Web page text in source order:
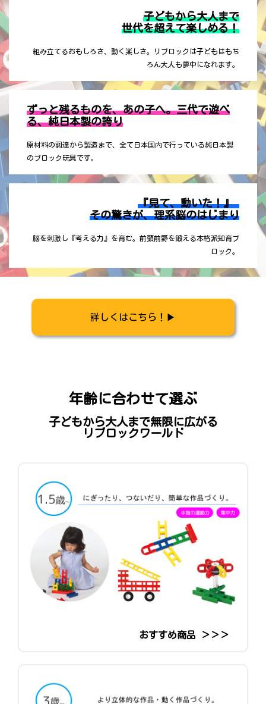
子どもから大人まで
世代を超えて楽しめる！
組み立てるおもしろさ、動く楽しさ。リブロックは子どもはもち
ろん大人も夢中になれます。
ずっと残るものを、あの子へ。三代で遊べ
る、純日本製の誇り
原材料の調達から製造まで、全て日本国内で行っている純日本製
のブロック玩具です。
『見て、動いた！』
その驚きが、理系脳のはじまり
脳を刺激し『考える力』を育む。前頭前野を鍛える本格派知育ブ
ロック。
詳しくはこちら！▶
年齢に合わせて選ぶ
子どもから大人まで無限に広がる
リブロックワールド
おすすめ商品 ＞＞＞